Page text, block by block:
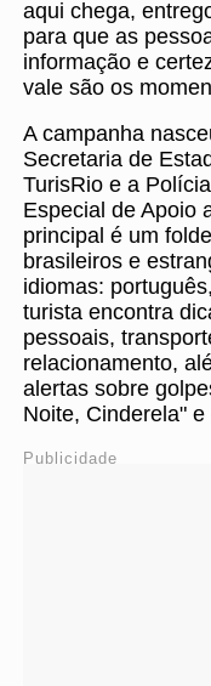
aqui chega,
para que as
informação e
vale são os
A campanha
Secretaria de
TurisRio e a
Especial de Apoio
principal é um
brasileiros e
idiomas:
turista encontra
pessoais,
relacionamento,
alertas sobre
Noite, Cinderela"
Publicidade